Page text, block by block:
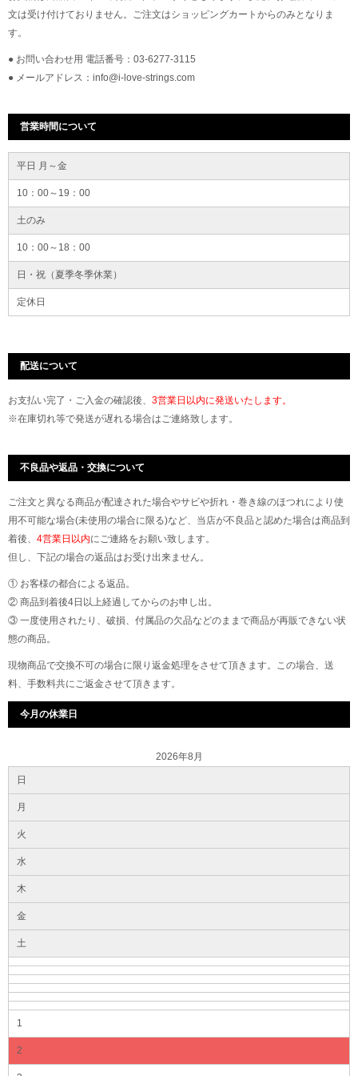
文は受け付けておりません。ご注文はショッピングカートからのみとなりま
す。
● お問い合わせ用 電話番号：03-6277-3115
● メールアドレス：info@i-love-strings.com
営業時間について
平日 月～金
10：00～19：00
土のみ
10：00～18：00
日・祝（夏季冬季休業）
定休日
配送について
お支払い完了・ご入金の確認後、 3営業日以内に発送いたします。
※在庫切れ等で発送が遅れる場合はご連絡致します。
不良品や返品・交換について
ご注文と異なる商品が配達された場合やサビや折れ・巻き線のほつれにより使
用不可能な場合(未使用の場合に限る)など、当店が不良品と認めた場合は商品到
着後、 4営業日以内にご連絡をお願い致します。
但し、下記の場合の返品はお受け出来ません。
① お客様の都合による返品。
② 商品到着後4日以上経過してからのお申し出。
③ 一度使用されたり、破損、付属品の欠品などのままで商品が再販できない状
態の商品。
現物商品で交換不可の場合に限り返金処理をさせて頂きます。この場合、送
料、手数料共にご返金させて頂きます。
今月の休業日
2026年8月
日
月
火
水
木
金
土
1
2